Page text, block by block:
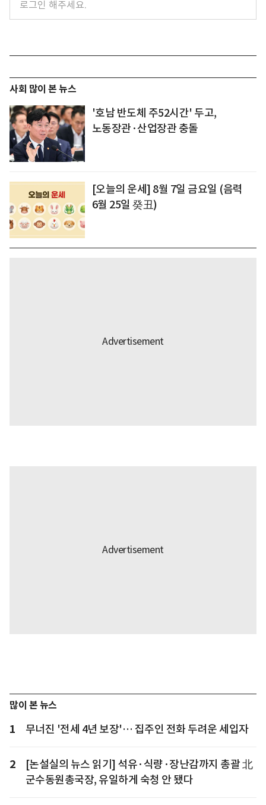
사회 많이 본 뉴스
'호남 반도체 주52시간' 두고,
노동장관·산업장관 충돌
[오늘의 운세] 8월 7일 금요일 (음력
6월 25일 癸丑)
많이 본 뉴스
1 무너진 '전세 4년 보장'… 집주인 전화 두려운 세입자
2
[논설실의 뉴스 읽기] 석유·식량·장난감까지 총괄 北
군수동원총국장, 유일하게 숙청 안 됐다